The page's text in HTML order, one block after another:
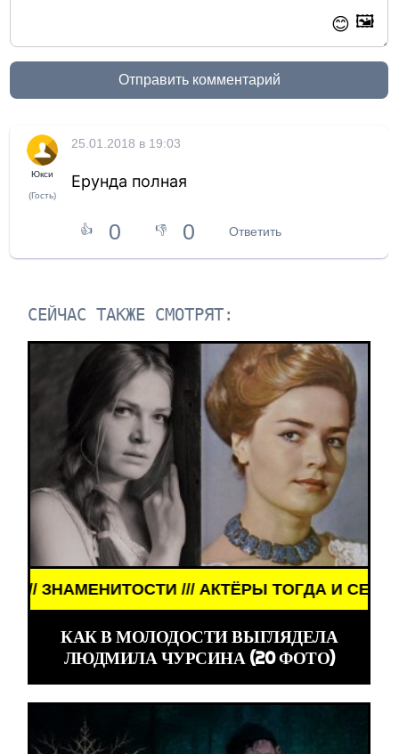
😊 🖼️
Отправить комментарий
Юкси
(Гость)
25.01.2018 в 19:03
Ерунда полная
👍 0 👎 0 Ответить
СЕЙЧАС ТАКЖЕ СМОТРЯТ:
/// ЗНАМЕНИТОСТИ /// АКТЁРЫ ТОГДА
КАК В МОЛОДОСТИ ВЫГЛЯДЕЛА
ЛЮДМИЛА ЧУРСИНА (20 ФОТО)